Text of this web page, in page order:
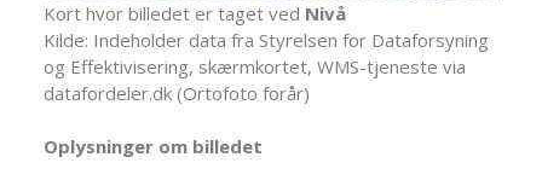
Kort hvor billedet er taget ved Nivå
Kilde: Indeholder data fra Styrelsen for Dataforsyning
og Effektivisering, skærmkortet, WMS-tjeneste via
datafordeler.dk (Ortofoto forår)
Oplysninger om billedet